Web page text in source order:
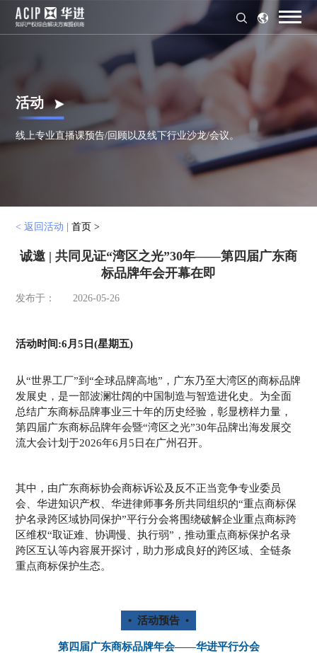
活动
线上专业直播课预告/回顾以及线下行业沙龙/会议。
< 返回活动 |首页 >
诚邀 | 共同见证“湾区之光”30年——第四届广东商
标品牌年会开幕在即
发布于： 2026-05-26
活动时间:6月5日(星期五)
从“世界工厂”到“全球品牌高地”，广东乃至大湾区的商标品牌
发展史，是一部波澜壮阔的中国制造与智造进化史。为全面
总结广东商标品牌事业三十年的历史经验，彰显榜样力量，
第四届广东商标品牌年会暨“湾区之光”30年品牌出海发展交
流大会计划于2026年6月5日在广州召开。
其中，由广东商标协会商标诉讼及反不正当竞争专业委员
会、华进知识产权、华进律师事务所共同组织的“重点商标保
护名录跨区域协同保护”平行分会将围绕破解企业重点商标跨
区维权“取证难、协调慢、执行弱”，推动重点商标保护名录
跨区互认等内容展开探讨，助力形成良好的跨区域、全链条
重点商标保护生态。
• 活动预告 •
第四届广东商标品牌年会——华进平行分会